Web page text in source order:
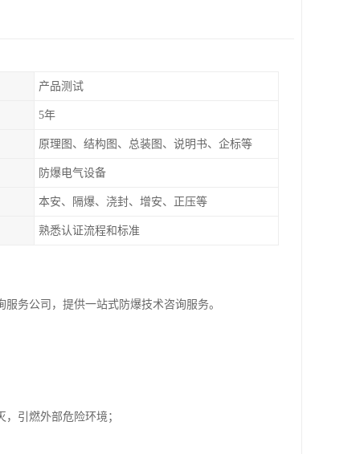
产品测试
5年
原理图、结构图、总装图、说明书、企标等
防爆电气设备
本安、隔爆、浇封、增安、正压等
熟悉认证流程和标准
务公司，提供一站式防爆技术咨询服务。
引燃外部危险环境；